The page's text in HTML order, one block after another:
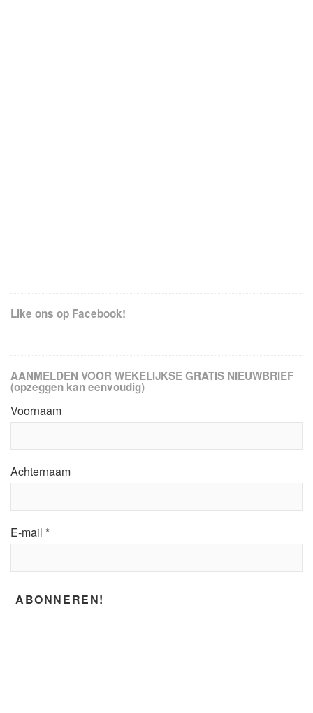
Like ons op Facebook!
AANMELDEN VOOR WEKELIJKSE GRATIS NIEUWBRIEF
(opzeggen kan eenvoudig)
Voornaam
Achternaam
E-mail *